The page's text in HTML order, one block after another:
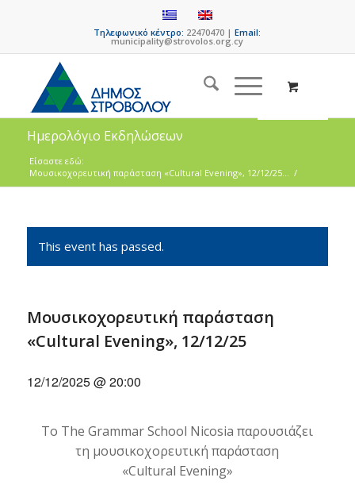
Τηλεφωνικό κέντρο: 22470470 |Email:
municipality@strovolos.org.cy
Ημερολόγιο Εκδηλώσεων
Είσαστε εδώ:
Μουσικοχορευτική παράσταση «Cultural Evening», 12/12/25... /
This event has passed.
Μουσικοχορευτική παράσταση
«Cultural Evening», 12/12/25
12/12/2025 @ 20:00
Το The Grammar School Nicosia παρουσιάζει
τη μουσικοχορευτική παράσταση
«Cultural Evening»